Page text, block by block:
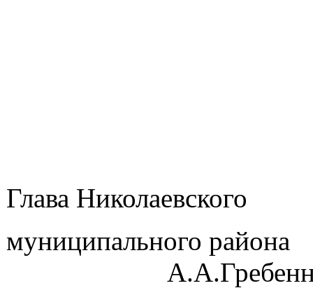
Глава Николаевского